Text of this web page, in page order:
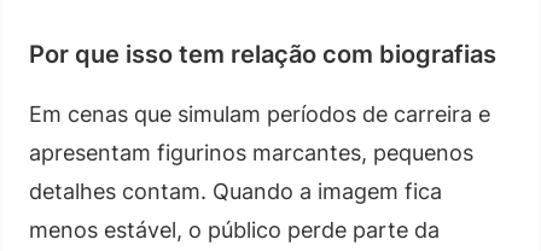
Por que isso tem relação com biografias
Em cenas que simulam períodos de carreira e
apresentam figurinos marcantes, pequenos
detalhes contam. Quando a imagem fica
menos estável, o público perde parte da